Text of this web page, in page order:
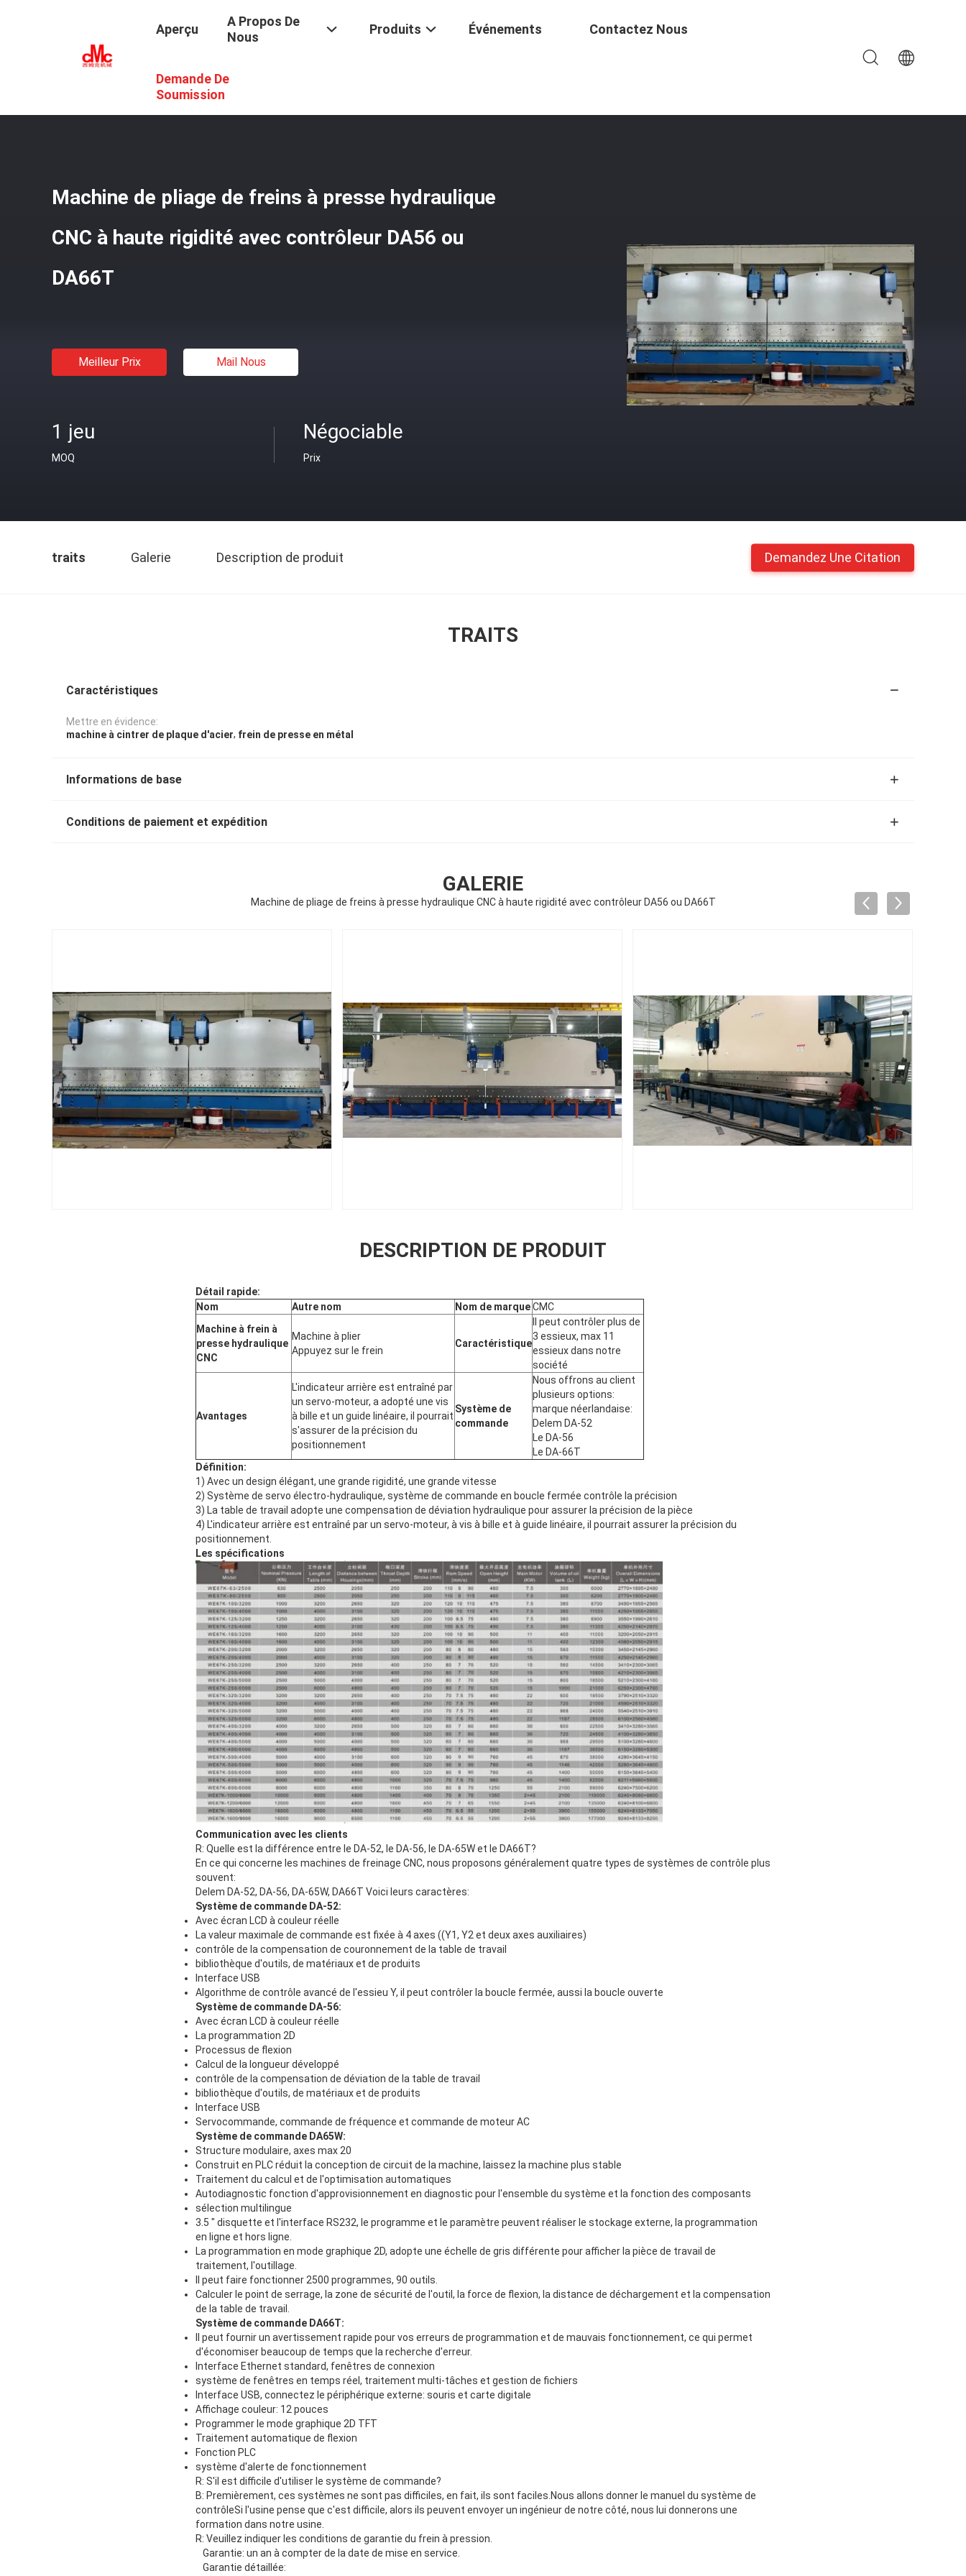
Aperçu
A Propos De
Nous
Produits Événements Contactez Nous
Demande De
Soumission
Frein Tandem De Presse De Commande Numérique Par Ordinateur
Machine de pliage de freins à presse hydraulique
CNC à haute rigidité avec contrôleur DA56 ou
DA66T
Meilleur Prix Mail Nous
1 jeu
MOQ
Négociable
Prix
traits Galerie Description de produit Demandez Une Citation
TRAITS
Caractéristiques
Mettre en évidence:
machine à cintrer de plaque d'acier, frein de presse en métal
Informations de base
Conditions de paiement et expédition
GALERIE
Machine de pliage de freins à presse hydraulique CNC à haute rigidité avec contrôleur DA56 ou DA66T
DESCRIPTION DE PRODUIT
Détail rapide:
Nom
Autre nom Nom de marqueCMC
Machine à frein à
presse hydraulique
CNC
Machine à plier
Appuyez sur le frein
Caractéristique
Il peut contrôler plus de
3 essieux, max 11
essieux dans notre
société
Avantages
L'indicateur arrière est entraîné par
un servo-moteur, a adopté une vis
à bille et un guide linéaire, il pourrait
s'assurer de la précision du
positionnement
Système de
commande
Nous offrons au client
plusieurs options:
marque néerlandaise:
Delem DA-52
Le DA-56
Le DA-66T
Définition:
1) Avec un design élégant, une grande rigidité, une grande vitesse
2) Système de servo électro-hydraulique, système de commande en boucle fermée contrôle la précision
3) La table de travail adopte une compensation de déviation hydraulique pour assurer la précision de la pièce
4) L'indicateur arrière est entraîné par un servo-moteur, à vis à bille et à guide linéaire, il pourrait assurer la précision du
positionnement.
Les spécifications
Communication avec les clients
R: Quelle est la différence entre le DA-52, le DA-56, le DA-65W et le DA66T?
En ce qui concerne les machines de freinage CNC, nous proposons généralement quatre types de systèmes de contrôle plus
souvent:
Delem DA-52, DA-56, DA-65W, DA66T Voici leurs caractères:
Système de commande DA-52:
Avec écran LCD à couleur réelle
La valeur maximale de commande est fixée à 4 axes ((Y1, Y2 et deux axes auxiliaires)
contrôle de la compensation de couronnement de la table de travail
bibliothèque d'outils, de matériaux et de produits
Interface USB
Algorithme de contrôle avancé de l'essieu Y, il peut contrôler la boucle fermée, aussi la boucle ouverte
Système de commande DA-56:
Avec écran LCD à couleur réelle
La programmation 2D
Processus de flexion
Calcul de la longueur développé
contrôle de la compensation de déviation de la table de travail
bibliothèque d'outils, de matériaux et de produits
Interface USB
Servocommande, commande de fréquence et commande de moteur AC
Système de commande DA65W:
Structure modulaire, axes max 20
Construit en PLC réduit la conception de circuit de la machine, laissez la machine plus stable
Traitement du calcul et de l'optimisation automatiques
Autodiagnostic fonction d'approvisionnement en diagnostic pour l'ensemble du système et la fonction des composants
sélection multilingue
3.5 " disquette et l'interface RS232, le programme et le paramètre peuvent réaliser le stockage externe, la programmation
en ligne et hors ligne.
La programmation en mode graphique 2D, adopte une échelle de gris différente pour afficher la pièce de travail de
traitement, l'outillage.
Il peut faire fonctionner 2500 programmes, 90 outils.
Calculer le point de serrage, la zone de sécurité de l'outil, la force de flexion, la distance de déchargement et la compensation
de la table de travail.
Système de commande DA66T:
Il peut fournir un avertissement rapide pour vos erreurs de programmation et de mauvais fonctionnement, ce qui permet
d'économiser beaucoup de temps que la recherche d'erreur.
Interface Ethernet standard, fenêtres de connexion
système de fenêtres en temps réel, traitement multi-tâches et gestion de fichiers
Interface USB, connectez le périphérique externe: souris et carte digitale
Affichage couleur: 12 pouces
Programmer le mode graphique 2D TFT
Traitement automatique de flexion
Fonction PLC
système d'alerte de fonctionnement
R: S'il est difficile d'utiliser le système de commande?
B: Premièrement, ces systèmes ne sont pas difficiles, en fait, ils sont faciles.Nous allons donner le manuel du système de
contrôleSi l'usine pense que c'est difficile, alors ils peuvent envoyer un ingénieur de notre côté, nous lui donnerons une
formation dans notre usine.
R: Veuillez indiquer les conditions de garantie du frein à pression.
Garantie: un an à compter de la date de mise en service.
Garantie détaillée: